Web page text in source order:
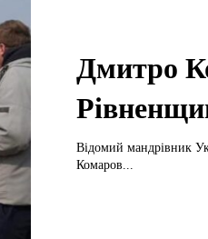
Дмитро
Відомий мандрівник
Комаров...